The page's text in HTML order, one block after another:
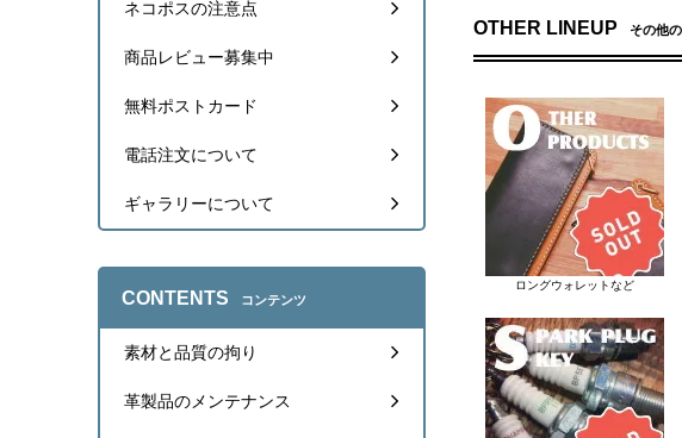
OTHER LINEUP その他
ロングウォレットなど
ネコポスの注意点
商品レビュー募集中
無料ポストカード
電話注文について
ギャラリーについて
CONTENTS コンテンツ
素材と品質の拘り
革製品のメンテナンス